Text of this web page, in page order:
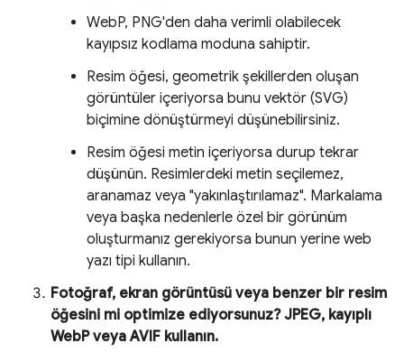
WebP, PNG'den daha verimli olabilecek
kayıpsız kodlama moduna sahiptir.
Resim öğesi, geometrik şekillerden oluşan
görüntüler içeriyorsa bunu vektör (SVG)
biçimine dönüştürmeyi düşünebilirsiniz.
Resim öğesi metin içeriyorsa durup tekrar
düşünün. Resimlerdeki metin seçilemez,
aranamaz veya "yakınlaştırılamaz". Markalama
veya başka nedenlerle özel bir görünüm
oluşturmanız gerekiyorsa bunun yerine web
yazı tipi kullanın.
Fotoğraf, ekran görüntüsü veya benzer bir resim
öğesini mi optimize ediyorsunuz? JPEG, kayıplı
WebP veya AVIF kullanın.